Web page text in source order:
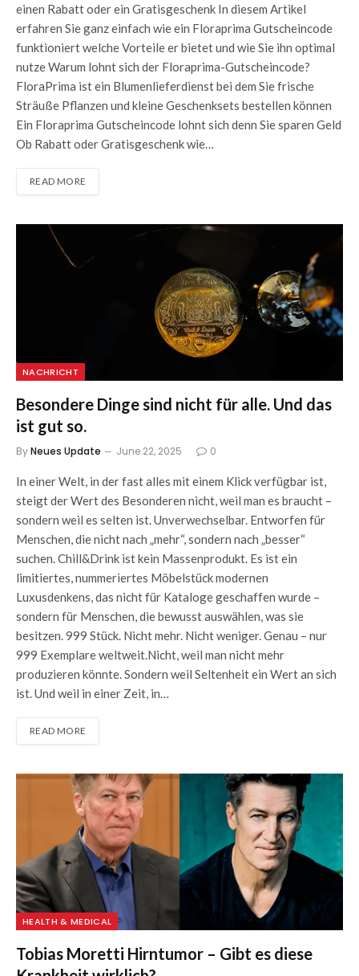
einen Rabatt oder ein Gratisgeschenk In diesem Artikel
erfahren Sie ganz einfach wie ein Floraprima Gutscheincode
funktioniert welche Vorteile er bietet und wie Sie ihn optimal
nutze Warum lohnt sich der Floraprima-Gutscheincode?
FloraPrima ist ein Blumenlieferdienst bei dem Sie frische
Sträuße Pflanzen und kleine Geschenksets bestellen können
Ein Floraprima Gutscheincode lohnt sich denn Sie sparen Geld
Ob Rabatt oder Gratisgeschenk wie…
READ MORE
NACHRICHT
Besondere Dinge sind nicht für alle. Und das
ist gut so.
ByNeues Update June 22, 2025 0
In einer Welt, in der fast alles mit einem Klick verfügbar ist,
steigt der Wert des Besonderen nicht, weil man es braucht –
sondern weil es selten ist. Unverwechselbar. Entworfen für
Menschen, die nicht nach „mehr“, sondern nach „besser“
suchen. Chill&Drink ist kein Massenprodukt. Es ist ein
limitiertes, nummeriertes Möbelstück modernen
Luxusdenkens, das nicht für Kataloge geschaffen wurde –
sondern für Menschen, die bewusst auswählen, was sie
besitzen. 999 Stück. Nicht mehr. Nicht weniger. Genau – nur
999 Exemplare weltweit.Nicht, weil man nicht mehr
produzieren könnte. Sondern weil Seltenheit ein Wert an sich
ist. Und weil in einer Zeit, in…
READ MORE
HEALTH & MEDICAL
Tobias Moretti Hirntumor – Gibt es diese